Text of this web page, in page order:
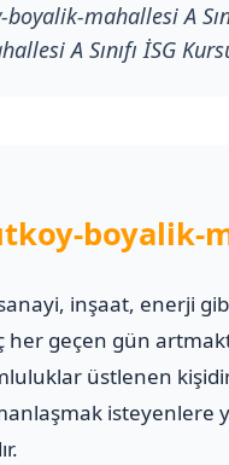
mahallesi A
A Sınıfı İSG
boyalik-
inşaat, enerji
her geçen gün
üstlenen
isteyenlere